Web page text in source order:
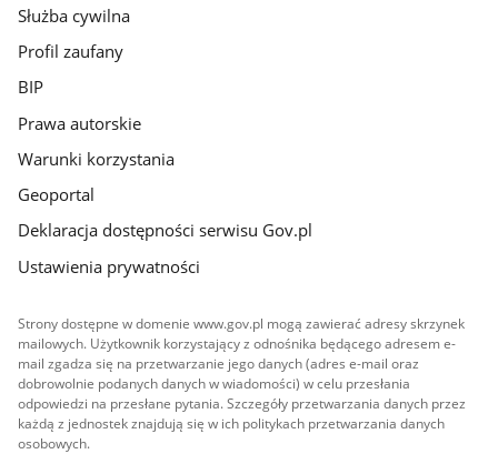
Służba cywilna
Profil zaufany
BIP
Prawa autorskie
Warunki korzystania
Geoportal
Deklaracja dostępności serwisu Gov.pl
Ustawienia prywatności
Strony dostępne w domenie www.gov.pl mogą zawierać adresy skrzynek
mailowych. Użytkownik korzystający z odnośnika będącego adresem e-
mail zgadza się na przetwarzanie jego danych (adres e-mail oraz
dobrowolnie podanych danych w wiadomości) w celu przesłania
odpowiedzi na przesłane pytania. Szczegóły przetwarzania danych przez
każdą z jednostek znajdują się w ich politykach przetwarzania danych
osobowych.